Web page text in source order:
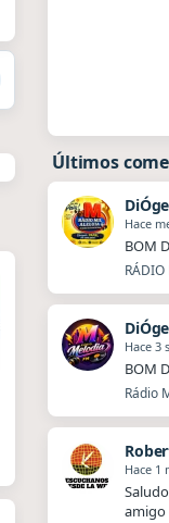
Últimos
Hace
BOM
RÁDIO
Hace 3
BOM
Rádio
Hace 1
amigo